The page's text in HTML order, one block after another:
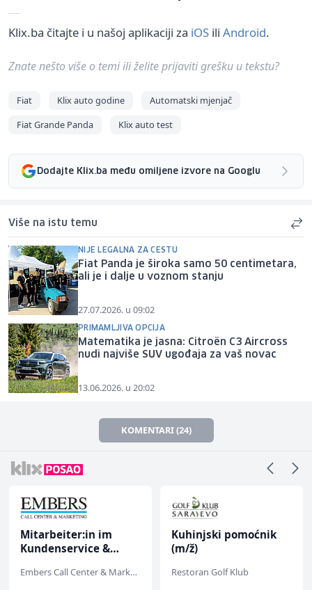
Klix.ba čitajte i u našoj aplikaciji za iOS ili Android.
Znate nešto više o temi ili želite prijaviti grešku u tekstu?
Fiat Klix auto godine
Automatski mjenjač
Fiat Grande Panda
Klix auto test
Dodajte Klix.ba među omiljene izvore na Googlu
Više na istu temu
NIJE LEGALNA ZA CESTU
Fiat Panda je široka samo 50 centimetara,
ali je i dalje u voznom stanju
27.07.2026. u 09:02
PRIMAMLJIVA OPCIJA
Matematika je jasna: Citroën C3 Aircross
nudi najviše SUV ugođaja za vaš novac
13.06.2026. u 20:02
KOMENTARI (24)
Kuhinjski pomoćnik
(m/ž)
Restoran Golf Klub
Sachbearbeiter in der
Voice Quality
Servicepoint